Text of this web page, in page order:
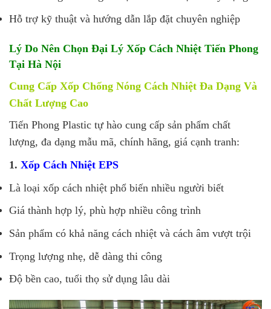
Hỗ trợ kỹ thuật và hướng dẫn lắp đặt chuyên nghiệp
Lý Do Nên Chọn Đại Lý Xốp Cách Nhiệt Tiến Phong
Tại Hà Nội
Cung Cấp Xốp Chống Nóng Cách Nhiệt Đa Dạng Và
Chất Lượng Cao
Tiến Phong Plastic tự hào cung cấp sản phẩm chất
lượng, đa dạng mẫu mã, chính hãng, giá cạnh tranh:
1. Xốp Cách Nhiệt EPS
Là loại xốp cách nhiệt phổ biến nhiều người biết
Giá thành hợp lý, phù hợp nhiều công trình
Sản phẩm có khả năng cách nhiệt và cách âm vượt trội
Trọng lượng nhẹ, dễ dàng thi công
Độ bền cao, tuổi thọ sử dụng lâu dài